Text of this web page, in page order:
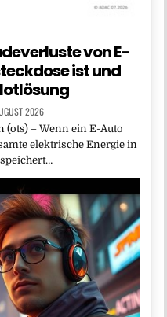
von E-
ist und
2026
(ots) – Wenn ein E-Auto
elektrische Energie in